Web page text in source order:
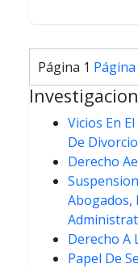
Paginación
de
entradas
Página 1 Página
Vicios En
De Divorcio
Derecho
Abogados,
Derecho A
Papel De